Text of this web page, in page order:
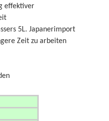
effektiver
5L. Japanerimport
Zeit zu arbeiten